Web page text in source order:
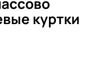
куртки